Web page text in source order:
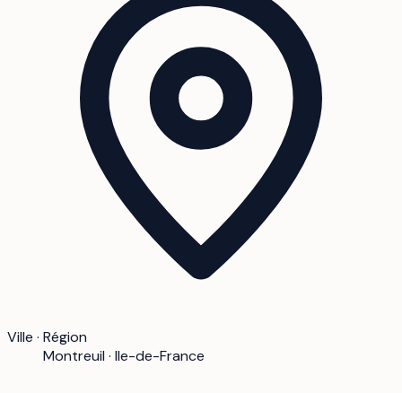
Ville · Région
Montreuil · Ile-de-France